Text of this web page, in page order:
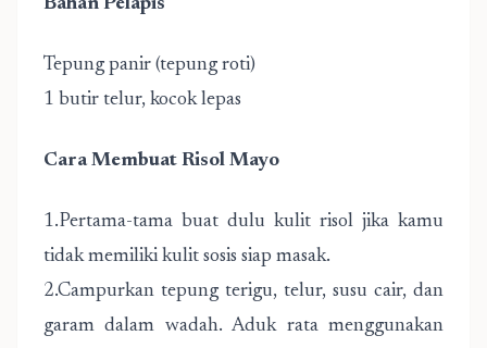
Bahan Pelapis
Tepung panir (tepung roti)
1 butir telur, kocok lepas
Cara Membuat Risol Mayo
1.Pertama-tama buat dulu kulit risol jika kamu
tidak memiliki kulit sosis siap masak.
2.Campurkan tepung terigu, telur, susu cair, dan
garam dalam wadah. Aduk rata menggunakan